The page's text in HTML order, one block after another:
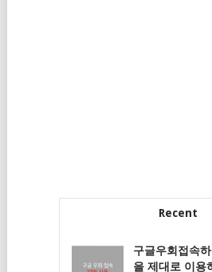
Recent
구글우회접속
을 제대로 이용